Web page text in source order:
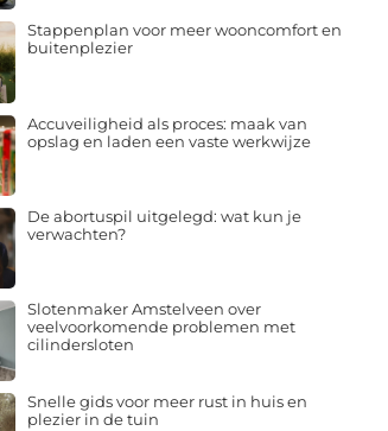
Stappenplan voor meer wooncomfort en
buitenplezier
Accuveiligheid als proces: maak van
opslag en laden een vaste werkwijze
De abortuspil uitgelegd: wat kun je
verwachten?
Slotenmaker Amstelveen over
veelvoorkomende problemen met
cilindersloten
Snelle gids voor meer rust in huis en
plezier in de tuin